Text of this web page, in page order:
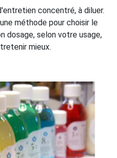
concentré, à diluer.
méthode pour choisir le
dosage, selon votre usage,
mieux.